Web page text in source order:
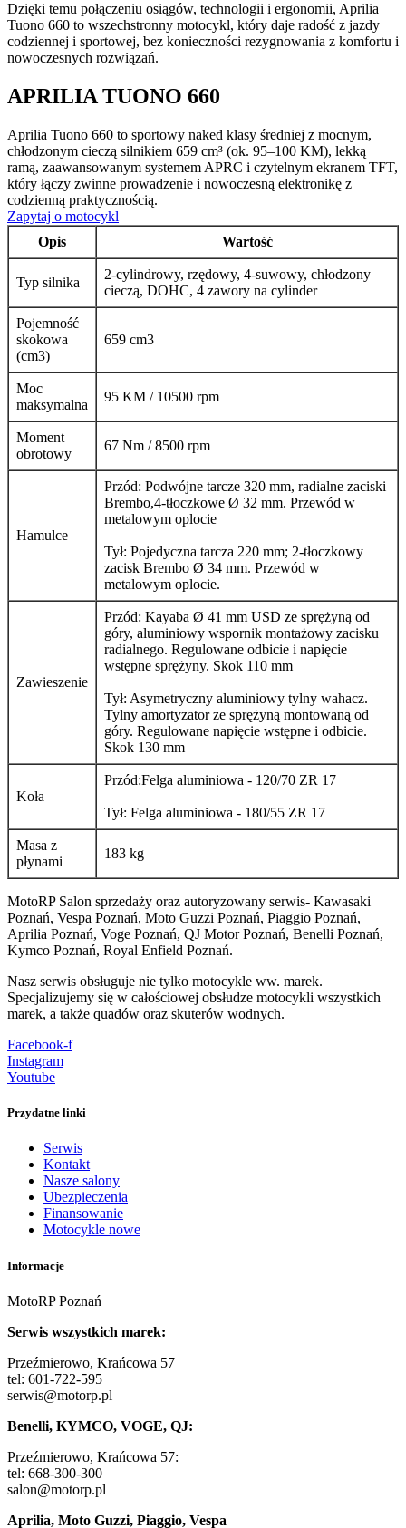
Dzięki temu połączeniu osiągów, technologii i ergonomii, Aprilia
Tuono 660 to wszechstronny motocykl, który daje radość z jazdy
codziennej i sportowej, bez konieczności rezygnowania z komfortu i
nowoczesnych rozwiązań.
APRILIA TUONO 660
Aprilia Tuono 660 to sportowy naked klasy średniej z mocnym,
chłodzonym cieczą silnikiem 659 cm³ (ok. 95–100 KM), lekką
ramą, zaawansowanym systemem APRC i czytelnym ekranem TFT,
który łączy zwinne prowadzenie i nowoczesną elektronikę z
codzienną praktycznością.
Zapytaj o motocykl
Opis
Wartość
Typ silnika
2-cylindrowy, rzędowy, 4-suwowy, chłodzony
cieczą, DOHC, 4 zawory na cylinder
Pojemność
skokowa
(cm3)
659 cm3
Moc
maksymalna
95 KM / 10500 rpm
Moment
obrotowy
67 Nm / 8500 rpm
Hamulce
Przód: Podwójne tarcze 320 mm, radialne zaciski
Brembo,4-tłoczkowe Ø 32 mm. Przewód w
metalowym oplocie
Tył: Pojedyczna tarcza 220 mm; 2-tłoczkowy
zacisk Brembo Ø 34 mm. Przewód w
metalowym oplocie.
Zawieszenie
Przód: Kayaba Ø 41 mm USD ze sprężyną od
góry, aluminiowy wspornik montażowy zacisku
radialnego. Regulowane odbicie i napięcie
wstępne sprężyny. Skok 110 mm
Tył: Asymetryczny aluminiowy tylny wahacz.
Tylny amortyzator ze sprężyną montowaną od
góry. Regulowane napięcie wstępne i odbicie.
Skok 130 mm
Koła
Przód:Felga aluminiowa - 120/70 ZR 17
Tył: Felga aluminiowa - 180/55 ZR 17
Masa z
płynami
183 kg
MotoRP Salon sprzedaży oraz autoryzowany serwis- Kawasaki
Poznań, Vespa Poznań, Moto Guzzi Poznań, Piaggio Poznań,
Aprilia Poznań, Voge Poznań, QJ Motor Poznań, Benelli Poznań,
Kymco Poznań, Royal Enfield Poznań.
Nasz serwis obsługuje nie tylko motocykle ww. marek.
Specjalizujemy się w całościowej obsłudze motocykli wszystkich
marek, a także quadów oraz skuterów wodnych.
Facebook-f
Instagram
Youtube
Przydatne linki
Serwis
Kontakt
Nasze salony
Ubezpieczenia
Finansowanie
Motocykle nowe
Informacje
MotoRP Poznań
Serwis wszystkich marek:
Przeźmierowo, Krańcowa 57
tel: 601-722-595
serwis@motorp.pl
Benelli, KYMCO, VOGE, QJ:
Przeźmierowo, Krańcowa 57:
tel: 668-300-300
salon@motorp.pl
Aprilia, Moto Guzzi, Piaggio, Vespa